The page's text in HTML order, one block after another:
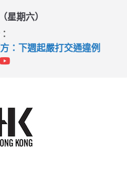
星期六）
：下週起嚴打交通違例
爭取今屆任期內完成立法